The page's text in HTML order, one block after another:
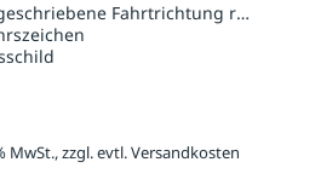
Fahrtrichtung rechts
MwSt., zzgl. evtl. Versandkosten